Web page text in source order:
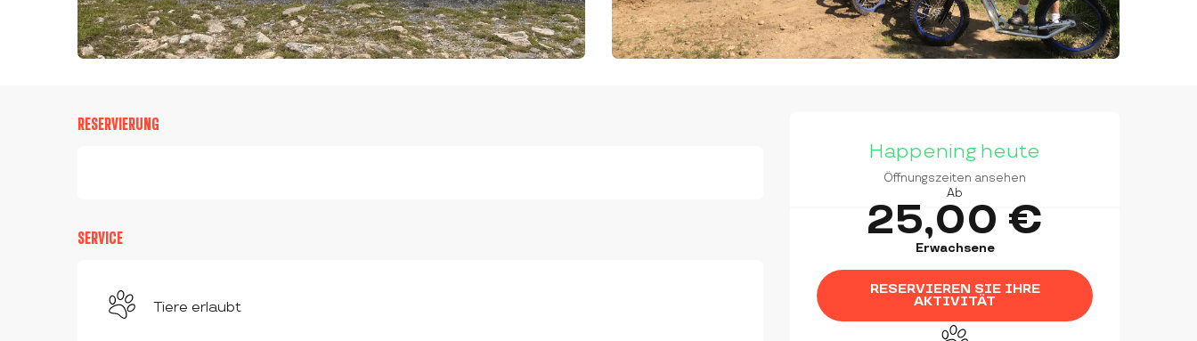
ÖFFNUNGSZEITEN &
Happening heute
Öffnungszeiten ansehen
Ab
25,00 €
Erwachsene
RESERVIEREN SIE IHRE
AKTIVITÄT
Tiere erlaubt
RESERVIERUNG
SERVICE
Tiere erlaubt